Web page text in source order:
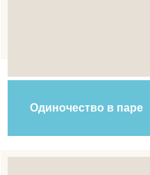
Одиночество в паре